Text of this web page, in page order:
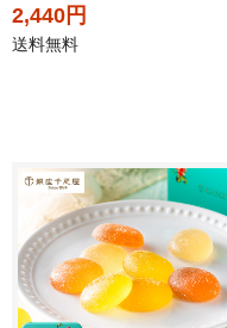
2,440円
送料無料